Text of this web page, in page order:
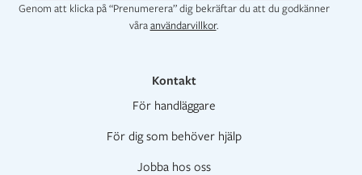
Genom att klicka på “Prenumerera” dig bekräftar du att du godkänner
våraanvändarvillkor.
Kontakt
För handläggare
För dig som behöver hjälp
Jobba hos oss